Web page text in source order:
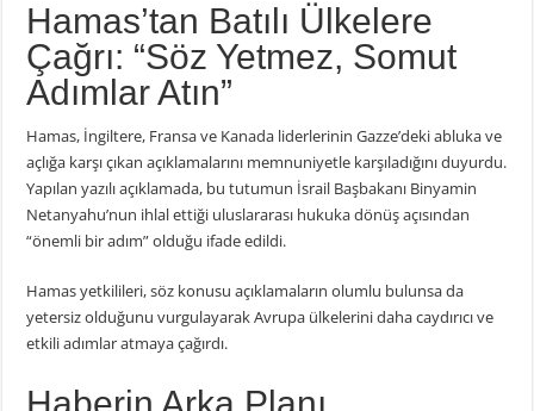
Hamas’tan Batılı Ülkelere
Çağrı: “Söz Yetmez, Somut
Adımlar Atın”
Hamas, İngiltere, Fransa ve Kanada liderlerinin Gazze’deki abluka ve
açlığa karşı çıkan açıklamalarını memnuniyetle karşıladığını duyurdu.
Yapılan yazılı açıklamada, bu tutumun İsrail Başbakanı Binyamin
Netanyahu’nun ihlal ettiği uluslararası hukuka dönüş açısından
“önemli bir adım” olduğu ifade edildi.
Hamas yetkilileri, söz konusu açıklamaların olumlu bulunsa da
yetersiz olduğunu vurgulayarak Avrupa ülkelerini daha caydırıcı ve
etkili adımlar atmaya çağırdı.